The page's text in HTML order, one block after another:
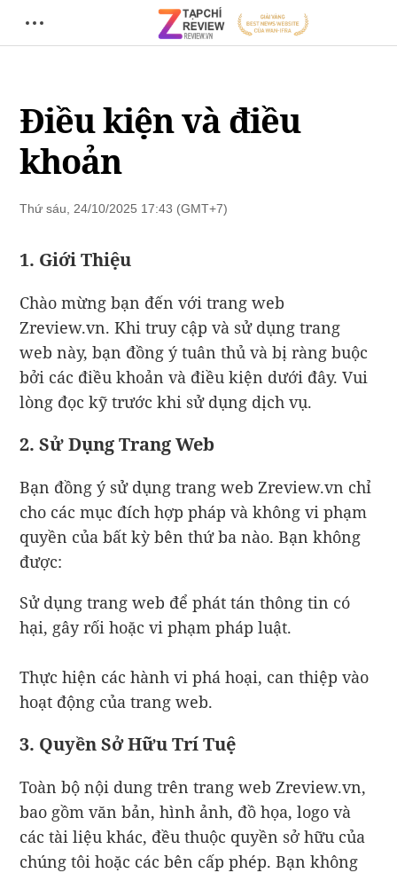
Điều kiện và điều
khoản
Thứ sáu, 24/10/2025 17:43 (GMT+7)
1. Giới Thiệu
Chào mừng bạn đến với trang web
Zreview.vn. Khi truy cập và sử dụng trang
web này, bạn đồng ý tuân thủ và bị ràng buộc
bởi các điều khoản và điều kiện dưới đây. Vui
lòng đọc kỹ trước khi sử dụng dịch vụ.
2. Sử Dụng Trang Web
Bạn đồng ý sử dụng trang web Zreview.vn chỉ
cho các mục đích hợp pháp và không vi phạm
quyền của bất kỳ bên thứ ba nào. Bạn không
được:
Sử dụng trang web để phát tán thông tin có
hại, gây rối hoặc vi phạm pháp luật.
Thực hiện các hành vi phá hoại, can thiệp vào
hoạt động của trang web.
3. Quyền Sở Hữu Trí Tuệ
Toàn bộ nội dung trên trang web Zreview.vn,
bao gồm văn bản, hình ảnh, đồ họa, logo và
các tài liệu khác, đều thuộc quyền sở hữu của
chúng tôi hoặc các bên cấp phép. Bạn không